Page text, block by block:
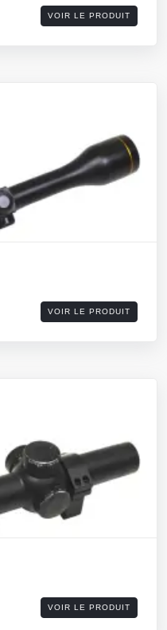
VOIR LE PRODUIT
VOIR LE PRODUIT
VOIR LE PRODUIT